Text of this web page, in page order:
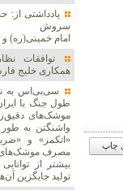
چاپ
یادداشتی از:
سروش
امام خمینی(ره) و
توافقات
همکاری خلیج
سی‌بی‌اس به
طول جنگ با
موشک‌های
واشنگتن به
«اتکمز» و
مصرف موشک‌های
بیشتر از
تولید جایگزین